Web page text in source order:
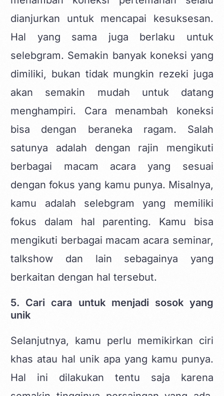
dianjurkan untuk mencapai kesuksesan.
Hal yang sama juga berlaku untuk
selebgram. Semakin banyak koneksi yang
dimiliki, bukan tidak mungkin rezeki juga
akan semakin mudah untuk datang
menghampiri. Cara menambah koneksi
bisa dengan beraneka ragam. Salah
satunya adalah dengan rajin mengikuti
berbagai macam acara yang sesuai
dengan fokus yang kamu punya. Misalnya,
kamu adalah selebgram yang memiliki
fokus dalam hal parenting. Kamu bisa
mengikuti berbagai macam acara seminar,
talkshow dan lain sebagainya yang
berkaitan dengan hal tersebut.
5. Cari cara untuk menjadi sosok yang
unik
Selanjutnya, kamu perlu memikirkan ciri
khas atau hal unik apa yang kamu punya.
Hal ini dilakukan tentu saja karena